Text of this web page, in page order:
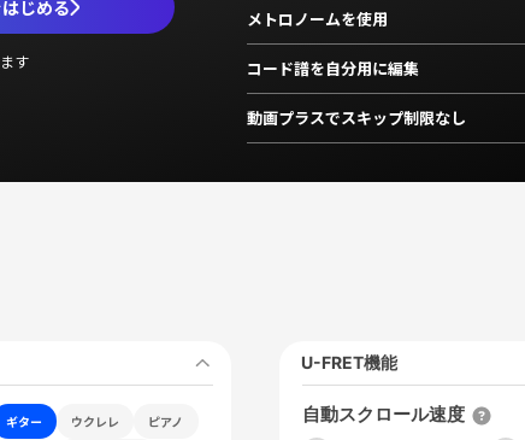
じめる
す
メトロノームを使用
コード譜を自分用に編集
動画プラスでスキップ制限なし
ギター ウクレレ
ピアノ
U-FRET機能
自動スクロール速度